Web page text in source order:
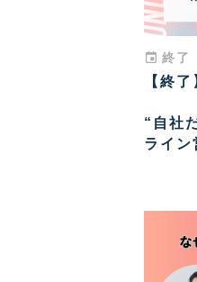
終了
【終
“自社
ライン